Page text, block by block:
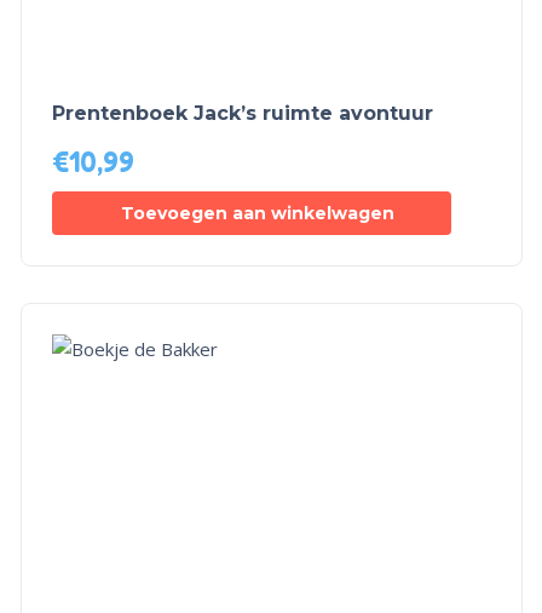
Prentenboek Jack’s ruimte avontuur
€10,99
Toevoegen aan winkelwagen